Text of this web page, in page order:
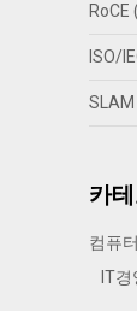
ISO/
카
컴퓨
IT